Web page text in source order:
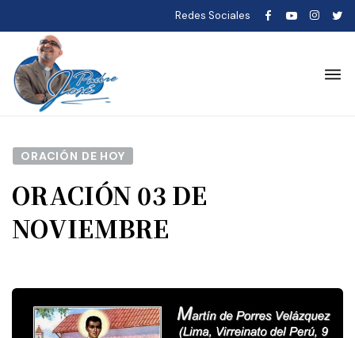
Redes Sociales
ORACIÓN DE HOY
ORACIÓN 03 DE
NOVIEMBRE